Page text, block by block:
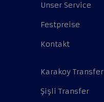
Unser Service
Festpreise
Kontakt
Karakoy Transfer
Şişli Transfer